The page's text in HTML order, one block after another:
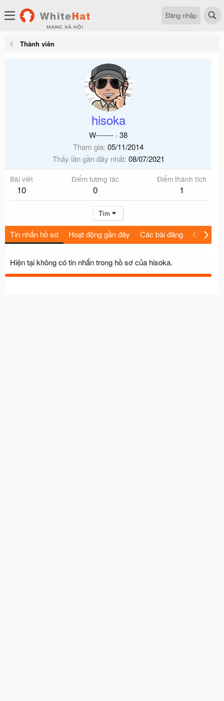
Đăng nhập
Thành viên
hisoka
W------- · 38
Tham gia 05/11/2014
Thấy lần gần đây nhất 08/07/2021
Bài viết
10
Điểm tương tác
0
Điểm thành tích
1
Tìm
Tin nhắn hồ sơ Hoạt động gần đây Các bài đăng Giới thiệu
Hiện tại không có tin nhắn trong hồ sơ của hisoka.